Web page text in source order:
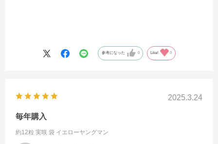
参考になった 0 Like! 0
2025.3.24
毎年購入
約12粒 実咲 袋 イエローヤングマン